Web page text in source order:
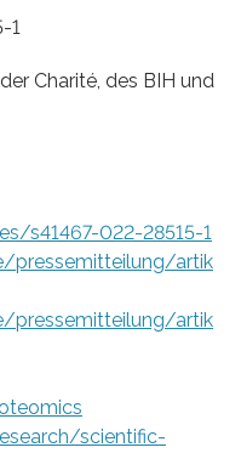
1
Charité, des BIH und
s41467-022-28515-1
pressemitteilung/artik
pressemitteilung/artik
scientific-